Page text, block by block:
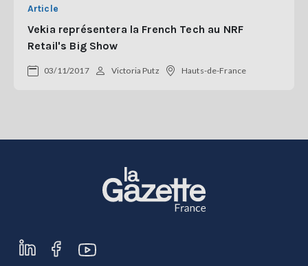
Article
Vekia représentera la French Tech au NRF
Retail's Big Show
03/11/2017 Victoria Putz Hauts-de-France